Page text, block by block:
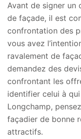
Avant de signer un
de façade, il est
confrontation des
vous avez
ravalement de
demandez des
confrontant les
identifier celui à
Longchamp,
façadier de bonne
attractifs.